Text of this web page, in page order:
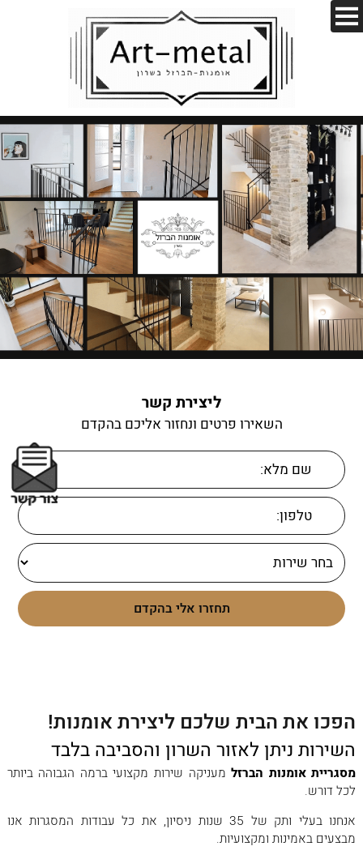
ליצירת קשר
השאירו פרטים ונחזור אליכם בהקדם
הפכו את הבית שלכם ליצירת אומנות!
השירות ניתן לאזור השרון והסביבה בלבד
מסגריית אומנות הברזלמעניקה שירות מקצועי ברמה הגבוהה ביותר
לכל דורש.
אנחנו בעלי ותק של 35 שנות ניסיון, את כל עבודות המסגרות אנו
מבצעים באמינות ומקצועיות.